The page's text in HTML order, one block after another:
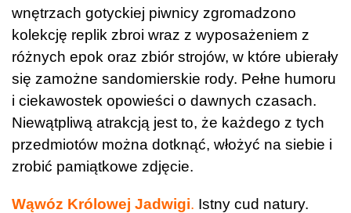
wnętrzach gotyckiej piwnicy zgromadzono
kolekcję replik zbroi wraz z wyposażeniem z
różnych epok oraz zbiór strojów, w które ubierały
się zamożne sandomierskie rody. Pełne humoru
i ciekawostek opowieści o dawnych czasach.
Niewątpliwą atrakcją jest to, że każdego z tych
przedmiotów można dotknąć, włożyć na siebie i
zrobić pamiątkowe zdjęcie.
Wąwóz Królowej Jadwigi. Istny cud natury.